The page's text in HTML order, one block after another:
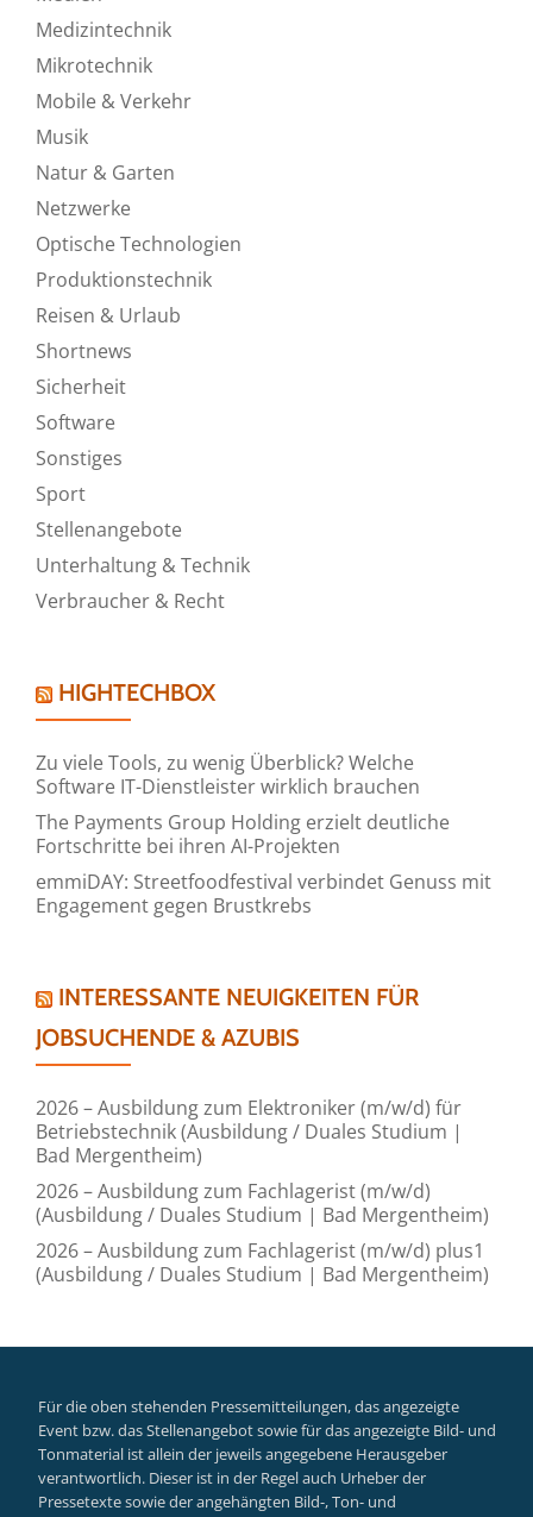
Medizintechnik
Mikrotechnik
Mobile & Verkehr
Musik
Natur & Garten
Netzwerke
Optische Technologien
Produktionstechnik
Reisen & Urlaub
Shortnews
Sicherheit
Software
Sonstiges
Sport
Stellenangebote
Unterhaltung & Technik
Verbraucher & Recht
HIGHTECHBOX
Zu viele Tools, zu wenig Überblick? Welche
Software IT-Dienstleister wirklich brauchen
The Payments Group Holding erzielt deutliche
Fortschritte bei ihren AI-Projekten
emmiDAY: Streetfoodfestival verbindet Genuss mit
Engagement gegen Brustkrebs
INTERESSANTE NEUIGKEITEN FÜR
JOBSUCHENDE & AZUBIS
2026 – Ausbildung zum Elektroniker (m/w/d) für
Betriebstechnik (Ausbildung / Duales Studium |
Bad Mergentheim)
2026 – Ausbildung zum Fachlagerist (m/w/d)
(Ausbildung / Duales Studium | Bad Mergentheim)
2026 – Ausbildung zum Fachlagerist (m/w/d) plus1
(Ausbildung / Duales Studium | Bad Mergentheim)
Für die oben stehenden Pressemitteilungen, das angezeigte
Event bzw. das Stellenangebot sowie für das angezeigte Bild- und
Tonmaterial ist allein der jeweils angegebene Herausgeber
verantwortlich. Dieser ist in der Regel auch Urheber der
Pressetexte sowie der angehängten Bild-, Ton- und